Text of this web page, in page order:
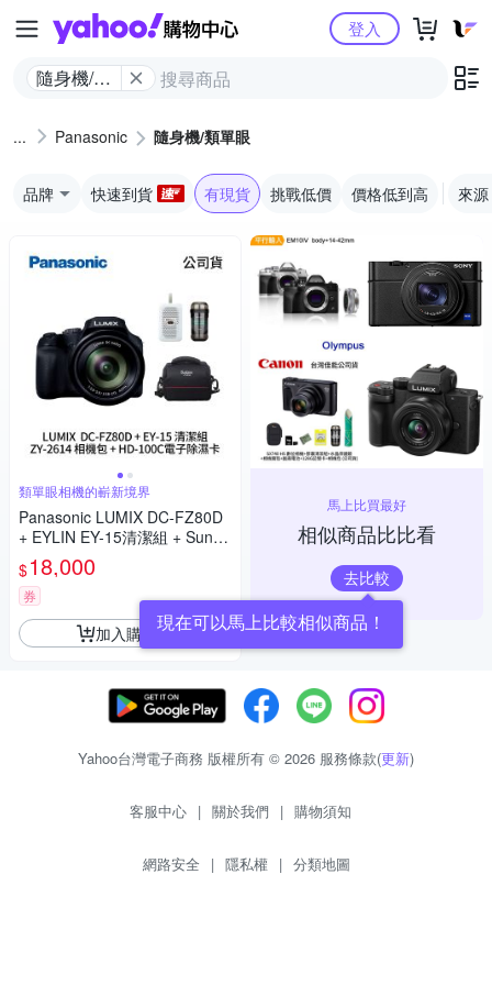
Yahoo購物中心
隨身機/類
登入
Panasonic 隨身機/類單眼
品牌 快速到貨 有現貨 挑戰低價 價格低到高 來源
類單眼相機的嶄新境界
Panasonic LUMIX DC-FZ80D
+ EYLIN EY-15清潔組 + SunLi
ght ZY-2614相機包 + EirMai 銳
瑪 HD-100C電子除濕卡 FZ80
D (公司貨)
$18,000
券
加入購物車
馬上比買最好
相似商品比比看
去比較
現在可以馬上比較相似商品！
Yahoo台灣電子商務 版權所有 © 2026 服務條款(更新)
客服中心 | 關於我們 | 購物須知
網路安全 | 隱私權 | 分類地圖